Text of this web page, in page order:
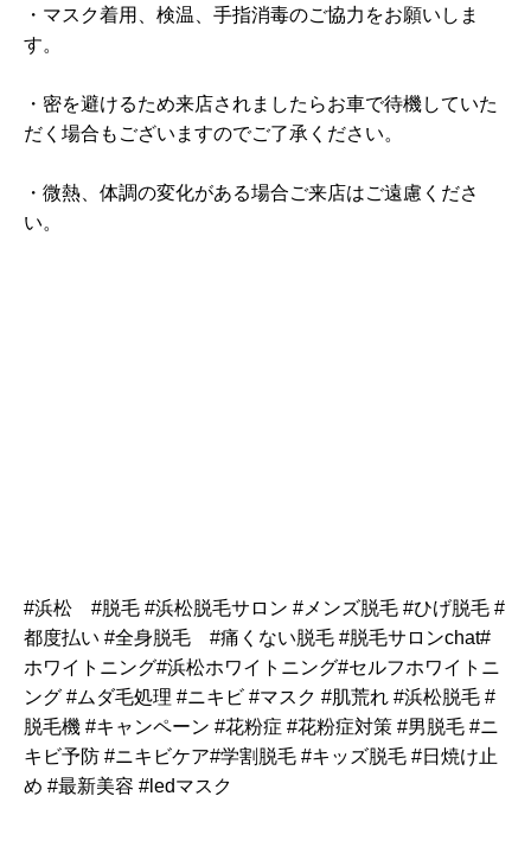
・マスク着用、検温、手指消毒のご協力をお願いしま
す。
・密を避けるため来店されましたらお車で待機していた
だく場合もございますのでご了承ください。
・微熱、体調の変化がある場合ご来店はご遠慮くださ
い。
#浜松 #脱毛 #浜松脱毛サロン #メンズ脱毛 #ひげ脱毛 #
都度払い #全身脱毛 #痛くない脱毛 #脱毛サロンchat#
ホワイトニング#浜松ホワイトニング#セルフホワイトニ
ング #ムダ毛処理 #ニキビ #マスク #肌荒れ #浜松脱毛 #
脱毛機 #キャンペーン #花粉症 #花粉症対策 #男脱毛 #ニ
キビ予防 #ニキビケア#学割脱毛 #キッズ脱毛 #日焼け止
め #最新美容 #ledマスク